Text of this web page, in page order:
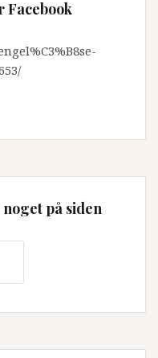
Facebook
på siden